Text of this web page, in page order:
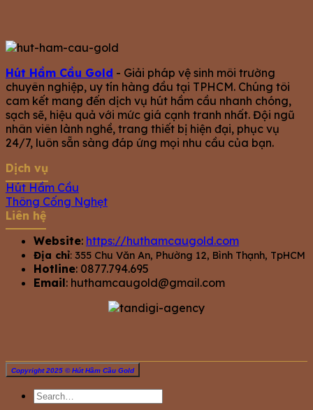
Hút Hầm Cầu Gold - Giải pháp vệ sinh môi trường
chuyên nghiệp, uy tín hàng đầu tại TPHCM. Chúng tôi
cam kết mang đến dịch vụ hút hầm cầu nhanh chóng,
sạch sẽ, hiệu quả với mức giá cạnh tranh nhất. Đội ngũ
nhân viên lành nghề, trang thiết bị hiện đại, phục vụ
24/7, luôn sẵn sàng đáp ứng mọi nhu cầu của bạn.
Dịch vụ
Hút Hầm Cầu
Thông Cống Nghẹt
Liên hệ
Website: https://huthamcaugold.com
Địa chỉ: 355 Chu Văn An, Phường 12, Bình Thạnh, TpHCM
Hotline: 0877.794.695
Email: huthamcaugold@gmail.com
Copyright 2025 © Hút Hầm Cầu Gold